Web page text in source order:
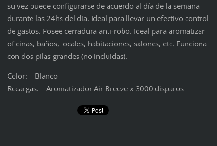
su vez puede configurarse de acuerdo al día de la semana
durante las 24hs del día. Ideal para llevar un efectivo control
de gastos. Posee cerradura anti-robo. Ideal para aromatizar
oficinas, baños, locales, habitaciones, salones, etc. Funciona
con dos pilas grandes (no incluidas).
Color: Blanco
Recargas: Aromatizador Air Breeze x 3000 disparos